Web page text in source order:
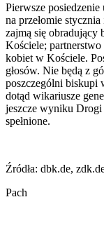
Pierwsze
na przełomie
zajmą się obradujący
Kościele;
kobiet w Kościele.
głosów. Nie będą z
poszczególni biskupi
dotąd wikariusze
jeszcze wyniku Drogi
spełnione.
Źródła: dbk.de,
Pach